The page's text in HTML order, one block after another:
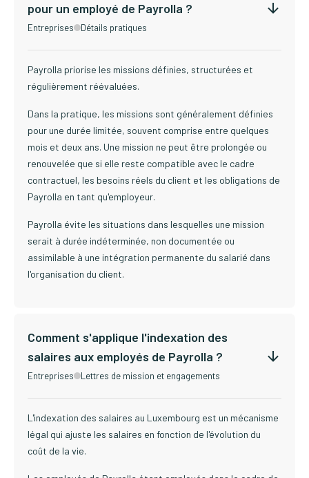
pour un employé de Payrolla ?
Entreprises Détails pratiques
Payrolla priorise les missions définies, structurées et
régulièrement réévaluées.
Dans la pratique, les missions sont généralement définies
pour une durée limitée, souvent comprise entre quelques
mois et deux ans. Une mission ne peut être prolongée ou
renouvelée que si elle reste compatible avec le cadre
contractuel, les besoins réels du client et les obligations de
Payrolla en tant qu'employeur.
Payrolla évite les situations dans lesquelles une mission
serait à durée indéterminée, non documentée ou
assimilable à une intégration permanente du salarié dans
l'organisation du client.
Comment s'applique l'indexation des
salaires aux employés de Payrolla ?
Entreprises Lettres de mission et engagements
L'indexation des salaires au Luxembourg est un mécanisme
légal qui ajuste les salaires en fonction de l'évolution du
coût de la vie.